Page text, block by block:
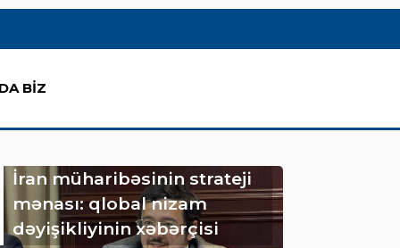
BİZ
İran müharibəsinin strateji
mənası: qlobal nizam
dəyişikliyinin xəbərçisi